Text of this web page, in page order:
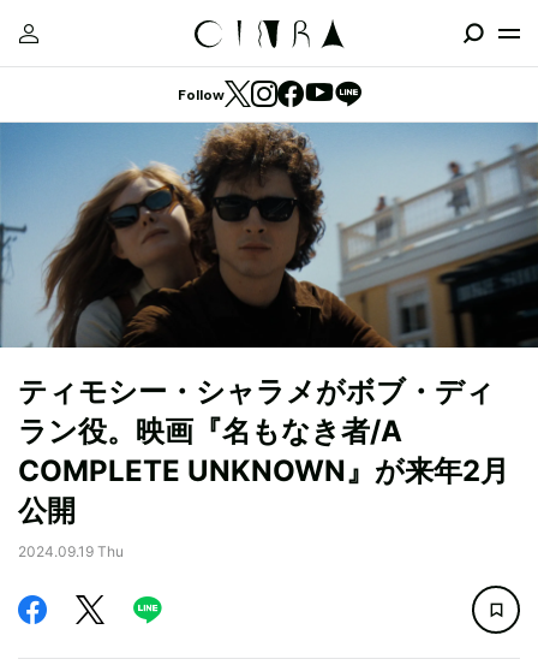
Follow
ティモシー・シャラメがボブ・ディ
ラン役。映画『名もなき者/A
COMPLETE UNKNOWN』が来年2月
公開
2024.09.19 Thu